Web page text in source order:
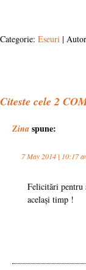
Categorie: Eseuri |
Citeste cele2
Zina spune:
7 May 2014 | 10:17
Felicitări pentru
același timp !